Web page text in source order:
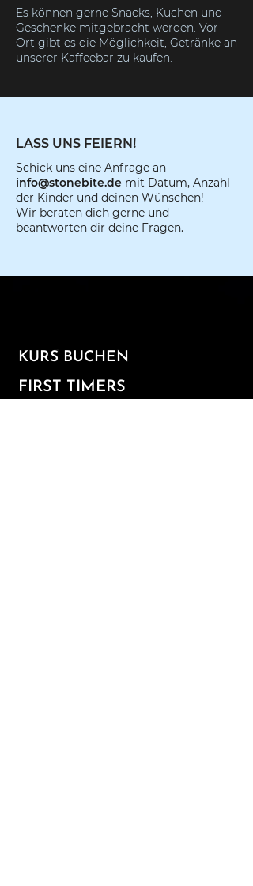
Es können gerne Snacks, Kuchen und
Geschenke mitgebracht werden. Vor
Ort gibt es die Möglichkeit, Getränke an
unserer Kaffeebar zu kaufen.
LASS UNS FEIERN!
Schick uns eine Anfrage an
info@stonebite.de mit Datum, Anzahl
der Kinder und deinen Wünschen!
Wir beraten dich gerne und
beantworten dir deine Fragen.
KURS BUCHEN​
FIRST TIMERS